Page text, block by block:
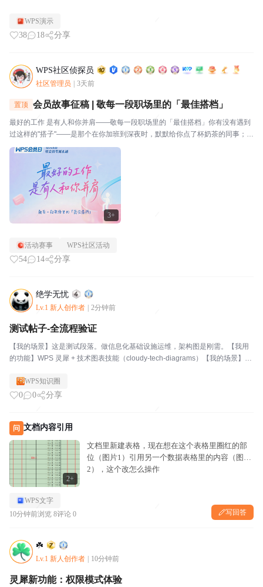
WPS演示
38 18 分享
WPS社区侦探员
社区管理员 3天前
3+
置顶 会员故事征稿 | 敬每一段职场里的「最佳搭档」
最好的工作 是有人和你并肩——敬每一段职场里的「最佳搭档」你有没有遇到
过这样的"搭子"——是那个在你加班到深夜时，默默给你点了杯奶茶的同事；是
那个在你被需求追着跑时，帮你挡了一刀的项目经理；是那个看到你表格里有
活动赛事 WPS社区活动
54 14 分享
绝学无忧
Lv.1 新人创作者 2分钟前
测试帖子-全流程验证
【我的场景】这是测试段落。做信息化基础设施运维，架构图是刚需。【我用
的功能】WPS 灵犀 + 技术图表技能（cloudy-tech-diagrams）【我的场景】这
功。第一段内容第二段内容
WPS知识圈
0 0 分享
问 文档内容引用
2+
文档里新建表格，现在想在这个表格里圈红的部
位（图片1）引用另一个数据表格里的内容（图片
2），这个改怎么操作
WPS文字
10分钟前浏览 8评论 0 写回答
☘️
Lv.1 新人创作者 10分钟前
灵犀新功能：权限模式体验